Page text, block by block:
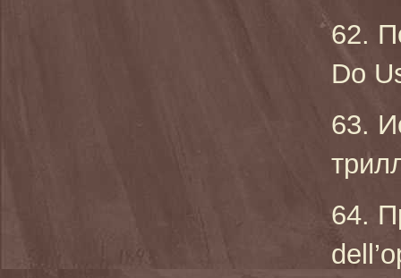
62.
Do
63.
64.